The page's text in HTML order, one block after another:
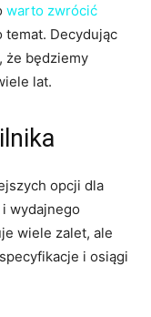
warto zwrócić
⁢temat.​ Decydując
​że będziemy
lat.
opcji dla
wydajnego
wiele zalet, ale⁣
i ‍osiągi